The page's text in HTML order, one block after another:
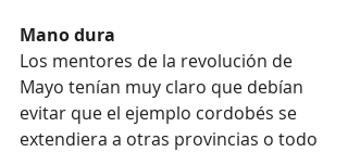
Mano dura
Los mentores de la revolución de
Mayo tenían muy claro que debían
evitar que el ejemplo cordobés se
extendiera a otras provincias o todo